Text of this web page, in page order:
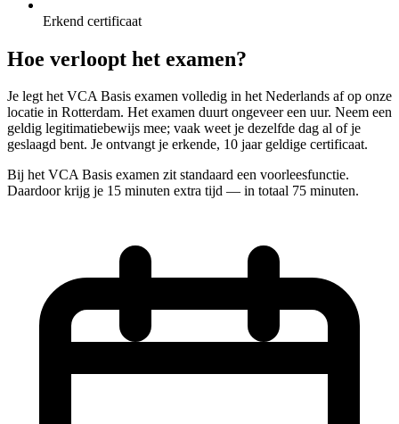
Erkend certificaat
Hoe verloopt het examen?
Je legt het VCA Basis examen volledig in het Nederlands af op onze
locatie in Rotterdam. Het examen duurt ongeveer een uur. Neem een
geldig legitimatiebewijs mee; vaak weet je dezelfde dag al of je
geslaagd bent. Je ontvangt je erkende, 10 jaar geldige certificaat.
Bij het VCA Basis examen zit standaard een voorleesfunctie.
Daardoor krijg je 15 minuten extra tijd — in totaal 75 minuten.